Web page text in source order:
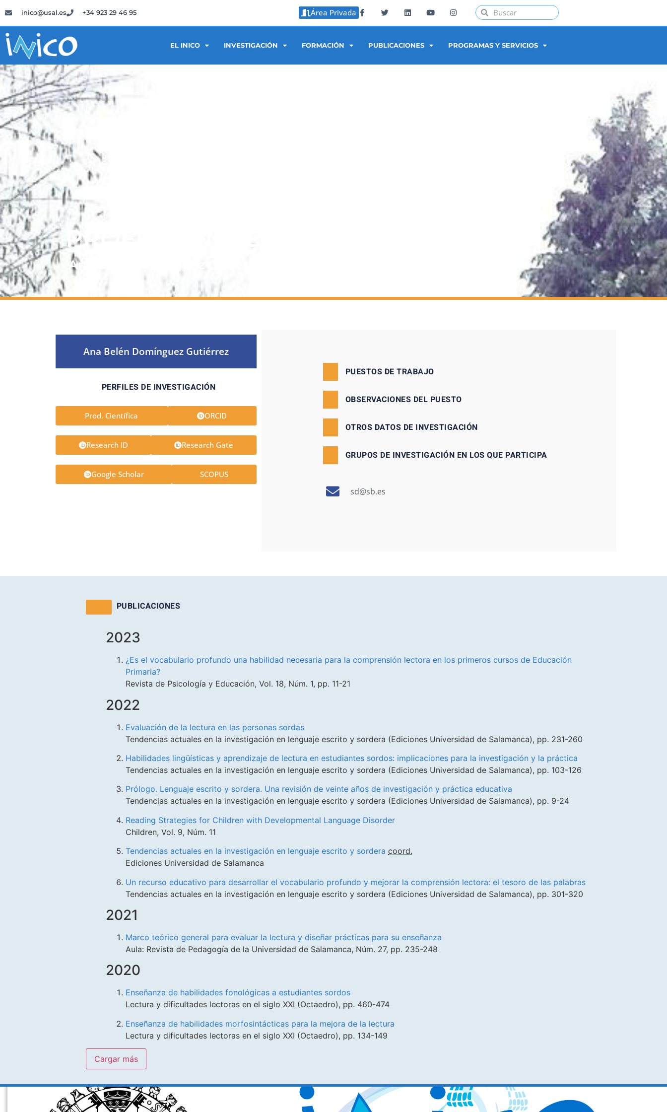
inico@usal.es +34 923 29 46 95 Área Privada
EL INICO INVESTIGACIÓN FORMACIÓN PUBLICACIONES PROGRAMAS Y SERVICIOS
PROFESIONALES:
Ana Belén
Ana Belén Domínguez Gutiérrez
PERFILES DE INVESTIGACIÓN
Prod. Científica ORCID
Research ID Research Gate
Google Scholar SCOPUS
PUESTOS DE TRABAJO
OBSERVACIONES DEL PUESTO
OTROS DATOS DE INVESTIGACIÓN
GRUPOS DE INVESTIGACIÓN EN LOS QUE PARTICIPA
sd@sb.es
PUBLICACIONES
2023
¿Es el vocabulario profundo una habilidad necesaria para la comprensión lectora en los primeros cursos de Educación
Primaria?
Revista de Psicología y Educación, Vol. 18, Núm. 1, pp. 11-21
2022
Evaluación de la lectura en las personas sordas
Tendencias actuales en la investigación en lenguaje escrito y sordera (Ediciones Universidad de Salamanca), pp. 231-260
Habilidades lingüísticas y aprendizaje de lectura en estudiantes sordos: implicaciones para la investigación y la práctica
Tendencias actuales en la investigación en lenguaje escrito y sordera (Ediciones Universidad de Salamanca), pp. 103-126
Prólogo. Lenguaje escrito y sordera. Una revisión de veinte años de investigación y práctica educativa
Tendencias actuales en la investigación en lenguaje escrito y sordera (Ediciones Universidad de Salamanca), pp. 9-24
Reading Strategies for Children with Developmental Language Disorder
Children, Vol. 9, Núm. 11
Tendencias actuales en la investigación en lenguaje escrito y sordera coord.
Ediciones Universidad de Salamanca
Un recurso educativo para desarrollar el vocabulario profundo y mejorar la comprensión lectora: el tesoro de las palabras
Tendencias actuales en la investigación en lenguaje escrito y sordera (Ediciones Universidad de Salamanca), pp. 301-320
2021
Marco teórico general para evaluar la lectura y diseñar prácticas para su enseñanza
Aula: Revista de Pedagogía de la Universidad de Salamanca, Núm. 27, pp. 235-248
2020
Enseñanza de habilidades fonológicas a estudiantes sordos
Lectura y dificultades lectoras en el siglo XXI (Octaedro), pp. 460-474
Enseñanza de habilidades morfosintácticas para la mejora de la lectura
Lectura y dificultades lectoras en el siglo XXI (Octaedro), pp. 134-149
Cargar más